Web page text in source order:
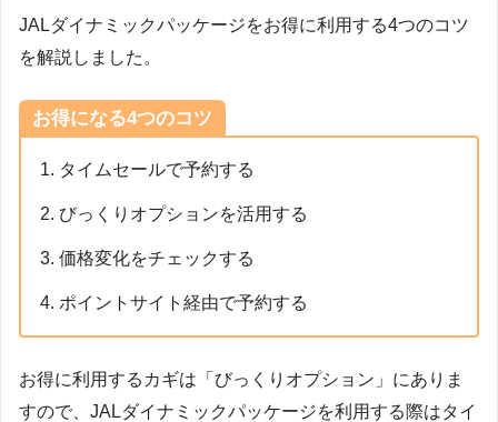
JALダイナミックパッケージをお得に利用する4つのコツ
を解説しました。
お得になる4つのコツ
タイムセールで予約する
びっくりオプションを活用する
価格変化をチェックする
ポイントサイト経由で予約する
お得に利用するカギは「びっくりオプション」にありま
すので、JALダイナミックパッケージを利用する際はタイ